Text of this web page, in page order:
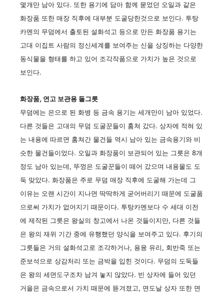
몇개만 남아 있다. 또한 용기에 담아 함께 묻었던 오일과 같은
화장품 또한 매장 직후에 대부분 도굴당한것으로 보인다. 투탕
카멘의 무덤에서 출토된 설화석고 등으로 만든 화장품 용기는
고대 이집트 사람의 정신세계를 보여주는 신을 상징하는 다양한
동식물을 형태를 하고 있어 조각작품으로 가치가 높은 것으로
보인다.
화장품, 연고 보관용 돌그릇
무덤에는 은으로 된 화병 등 금속 용기는 세개만이 남아 있었다.
다른 것들은 고대의 무덤 도굴꾼들이 훔쳐 갔다. 상자에 적혀 있
는 내용에 따르면 훔쳐간 물건들 역시 남아 있는 금속용기와 비
슷한 물건들이었다. 오일과 화장품이 보관되어 있는 그릇은 8개
정도 남아 있는데, 뚜껑은 도굴꾼들이 떼어 갔으며 내용물도 도
둑 맞았다. 화장품은 주로 무덤 매장 직후에 도굴해 가는데 그
이유는 오랜 시간이 지나면 딱딱하게 굳어버리기 때문에 도굴품
으로써 가치가 없어지기 때문이다. 투탕카멘보다 수 세대 이전
에 제작된 그릇은 왕실의 창고에서 나온 것들이지만, 다른 것들
은 왕의 재위 기간 중에 유행했던 양식을 보여주고 있다. 후기의
그릇들은 거의 설화석고로 조각하거나, 용융 유리, 회반죽 또는
준보석으로 상감처리 또는 금박을 입힌 것이다. 무덤의 도둑들
은 왕의 세면도구조차 남겨 놓지 않았다. 빈 상자에 들어 있던
거을은 금속으로서 가치 때문에 뜯겨졌고, 면도날 상자 또한 면